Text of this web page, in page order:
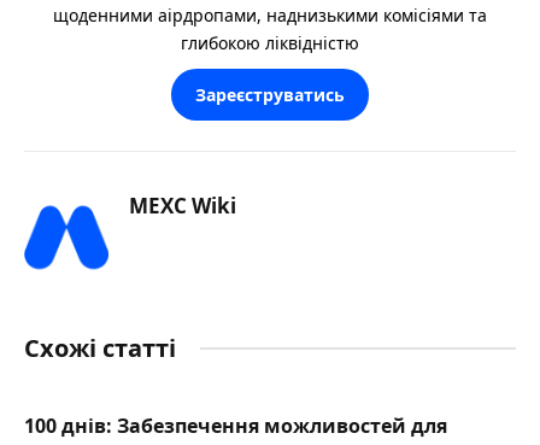
щоденними аірдропами, наднизькими комісіями та
глибокою ліквідністю
Зареєструватись
MEXC Wiki
Схожі статті
100 днів: Забезпечення можливостей для